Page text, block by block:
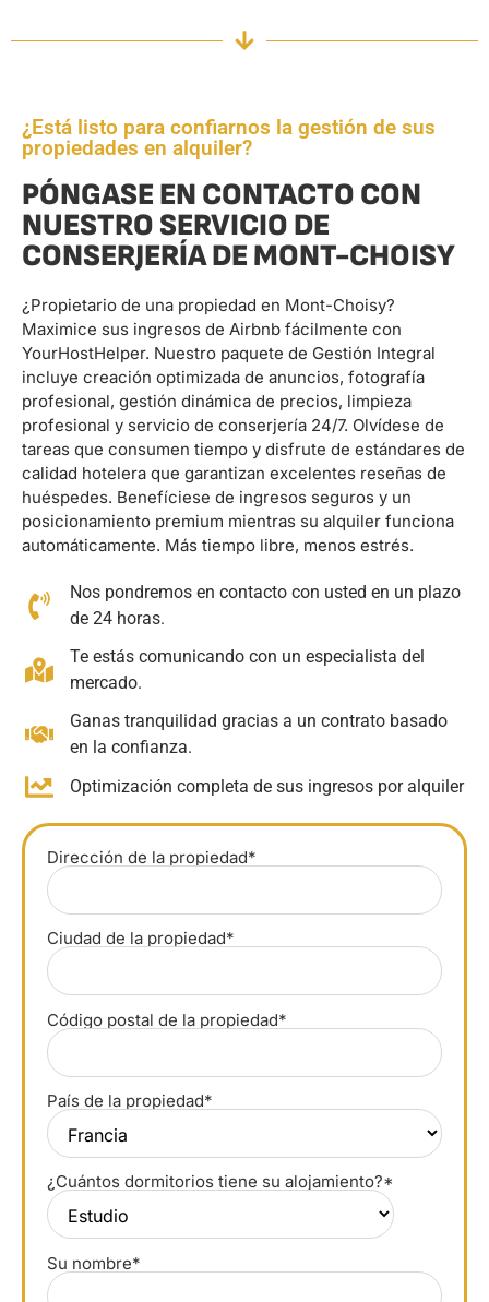
¿Está listo para confiarnos la gestión de sus
propiedades en alquiler?
PÓNGASE EN CONTACTO CON
NUESTRO SERVICIO DE
CONSERJERÍA DE MONT-CHOISY
¿Propietario de una propiedad en Mont-Choisy?
Maximice sus ingresos de Airbnb fácilmente con
YourHostHelper. Nuestro paquete de Gestión Integral
incluye creación optimizada de anuncios, fotografía
profesional, gestión dinámica de precios, limpieza
profesional y servicio de conserjería 24/7. Olvídese de
tareas que consumen tiempo y disfrute de estándares de
calidad hotelera que garantizan excelentes reseñas de
huéspedes. Benefíciese de ingresos seguros y un
posicionamiento premium mientras su alquiler funciona
automáticamente. Más tiempo libre, menos estrés.
Nos pondremos en contacto con usted en un plazo
de 24 horas.
Te estás comunicando con un especialista del
mercado.
Ganas tranquilidad gracias a un contrato basado
en la confianza.
Optimización completa de sus ingresos por alquiler
Dirección de la propiedad*
Ciudad de la propiedad*
Código postal de la propiedad*
País de la propiedad*
¿Cuántos dormitorios tiene su alojamiento?*
Su nombre*